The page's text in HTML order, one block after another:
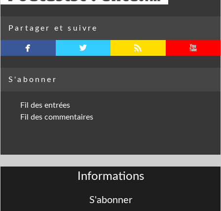
Partager et suivre
facebook twitterbird rss youtube
S'abonner
Fil des entrées
Fil des commentaires
Informations
S'abonner